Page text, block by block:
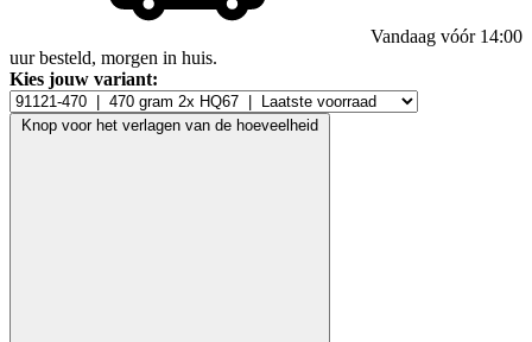
Vandaag vóór 14:00
uur besteld, morgen in huis.
Kies jouw variant:
Knop voor het verlagen van de hoeveelheid